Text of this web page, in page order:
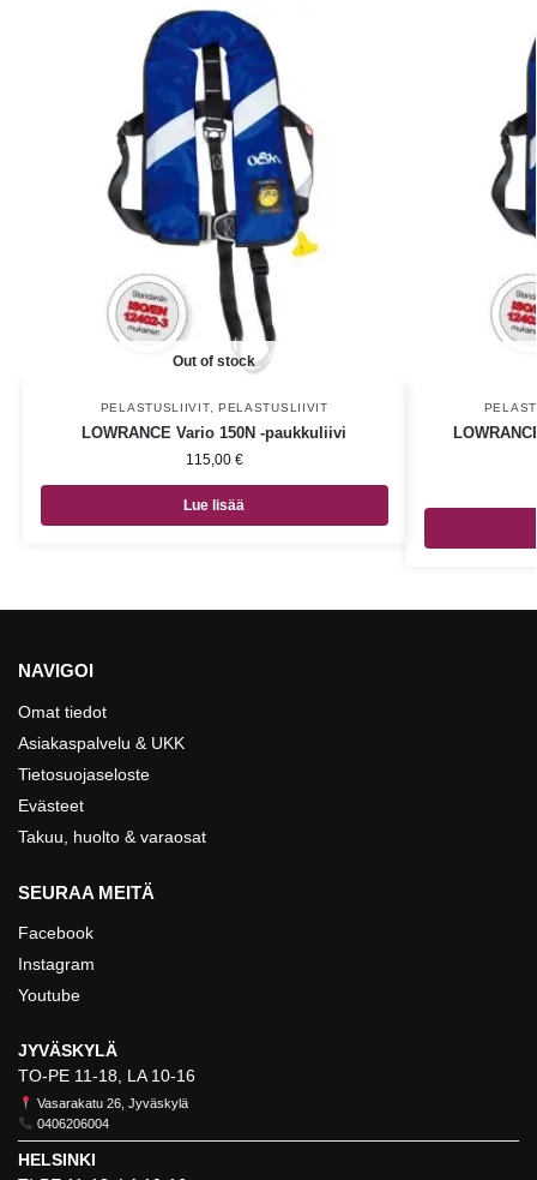
Out of stock
PELASTUSLIIVIT, PELASTUSLIIVIT
LOWRANCE Vario 150N -paukkuliivi
115,00 €
Lue lisää
NAVIGOI
Omat tiedot
Asiakaspalvelu & UKK
Tietosuojaseloste
Evästeet
Takuu, huolto & varaosat
SEURAA MEITÄ
Facebook
Instagram
Youtube
JYVÄSKYLÄ
TO-PE 11-18, LA 10-16
Vasarakatu 26, Jyväskylä
0406206004
HELSINKI